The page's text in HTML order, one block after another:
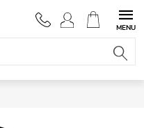
NÁKUPNÍ
KOŠÍK